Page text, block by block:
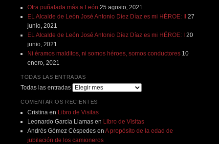
Otra puñalada más a León 25 agosto, 2021
EL Alcalde de León José Antonio Díez Díaz es mi HÉROE: II 27
junio, 2021
EL Alcalde de León José Antonio Díez Díaz es mi HÉROE: I 20
junio, 2021
Ni éramos malditos, ni somos héroes, somos conductores 10
enero, 2021
TODAS LAS ENTRADAS
Todas las entradas
COMENTARIOS RECIENTES
Cristina en Libro de Visitas
Leonardo Garcia Llamasen Libro de Visitas
Andrés Gómez Céspedesen A propósito de la edad de
jubilación de los camioneros